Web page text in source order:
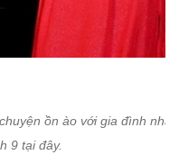
ồn ào với gia đình
9 tại đây.